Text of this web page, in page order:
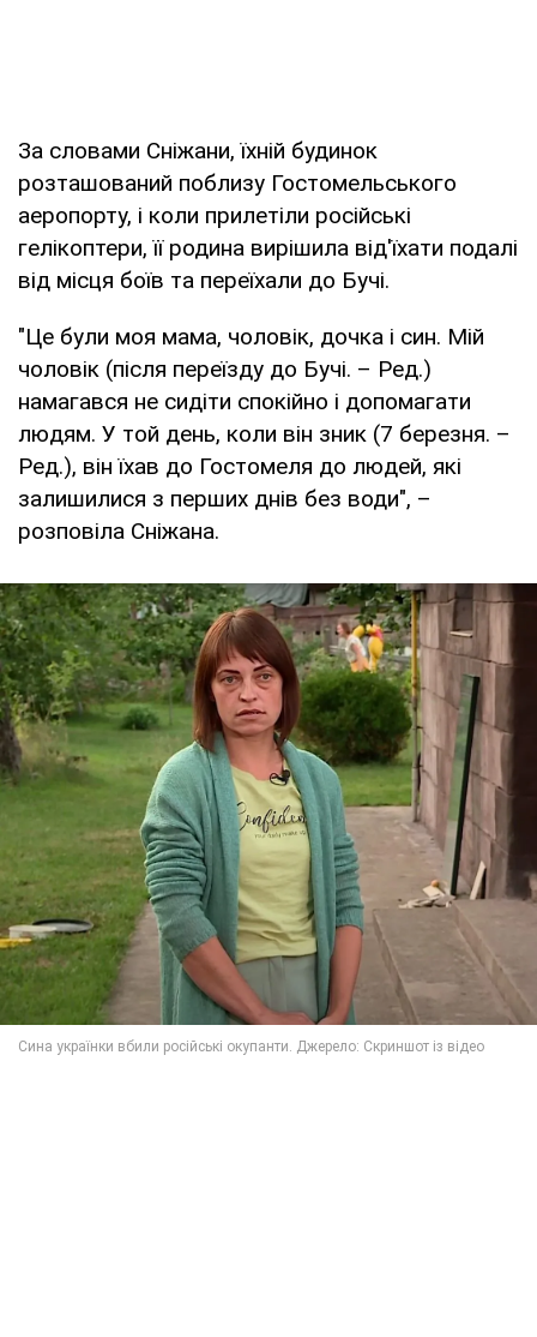
За словами Сніжани, їхній будинок
розташований поблизу Гостомельського
аеропорту, і коли прилетіли російські
гелікоптери, її родина вирішила від'їхати подалі
від місця боїв та переїхали до Бучі.
"Це були моя мама, чоловік, дочка і син. Мій
чоловік (після переїзду до Бучі. – Ред.)
намагався не сидіти спокійно і допомагати
людям. У той день, коли він зник (7 березня. –
Ред.), він їхав до Гостомеля до людей, які
залишилися з перших днів без води", –
розповіла Сніжана.